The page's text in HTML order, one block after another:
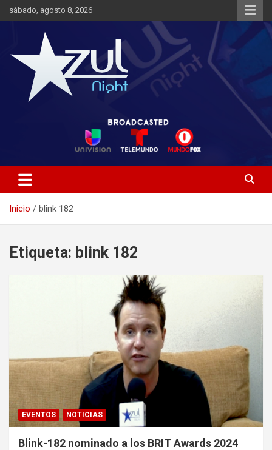
Saltar
al
sábado, agosto 8, 2026
Azul Night TV
Inicio blink 182
Etiqueta: blink 182
EVENTOS NOTICIAS
Blink-182 nominado a los BRIT Awards 2024